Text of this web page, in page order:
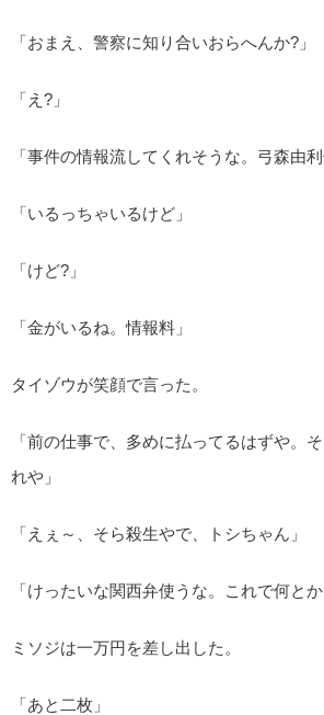
「おまえ、警察に知り合いおらへんか?」
「え?」
「事件の情報流してくれそうな。弓森由
「いるっちゃいるけど」
「けど?」
「金がいるね。情報料」
タイゾウが笑顔で言った。
「前の仕事で、多めに払ってるはずや。
れや」
「えぇ～、そら殺生やで、トシちゃん」
「けったいな関西弁使うな。これで何とか
ミソジは一万円を差し出した。
「あと二枚」